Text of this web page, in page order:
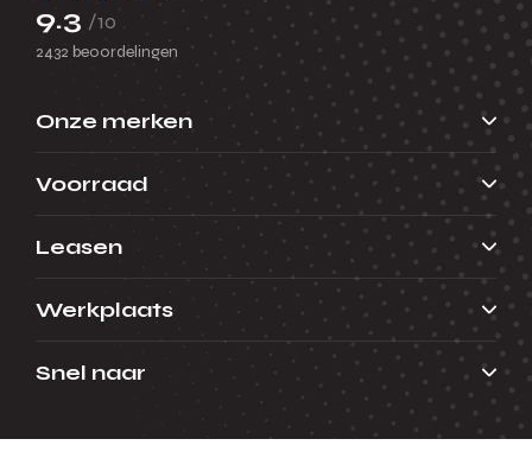
9.3 /10
2432 beoordelingen
Onze merken
Voorraad
Leasen
Werkplaats
Snel naar